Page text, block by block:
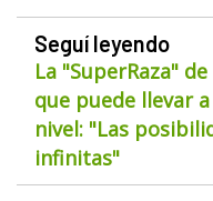
Seguí leyendo
La "SuperRaza"
que puede llevar
nivel: "Las
infinitas"